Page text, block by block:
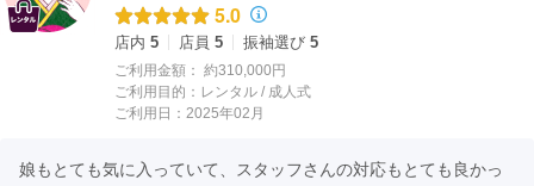
5.0
店内 5 店員 5 振袖選び 5
ご利用金額： 約310,000円
ご利用目的： レンタル / 成人式
ご利用日：2025年02月
娘もとても気に入っていて、スタッフさんの対応もとても良かっ